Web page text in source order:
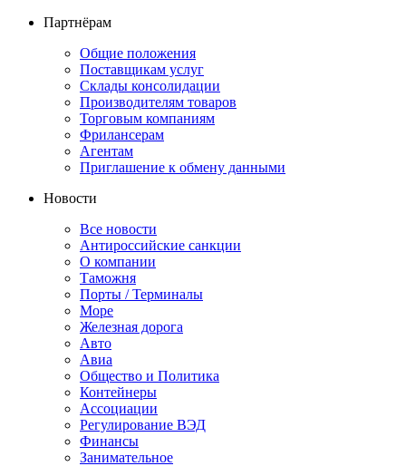
Партнёрам
Общие положения
Поставщикам услуг
Склады консолидации
Производителям товаров
Торговым компаниям
Фрилансерам
Агентам
Приглашение к обмену данными
Новости
Все новости
Антироссийские санкции
О компании
Таможня
Порты / Терминалы
Море
Железная дорога
Авто
Авиа
Общество и Политика
Контейнеры
Ассоциации
Регулирование ВЭД
Финансы
Занимательное